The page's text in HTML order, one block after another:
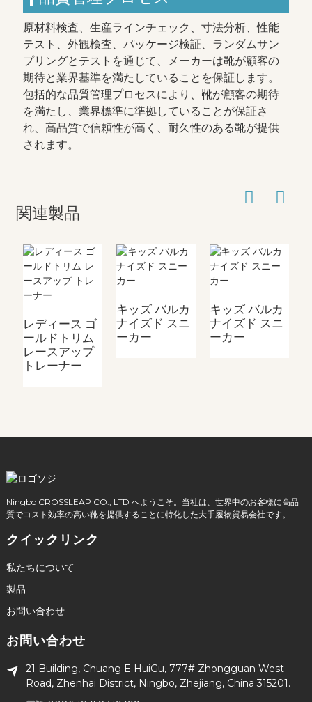
原材料検査、生産ラインチェック、寸法分析、性能
テスト、外観検査、パッケージ検証、ランダムサン
プリングとテストを通じて、メーカーは靴が顧客の
期待と業界基準を満たしていることを保証します。
包括的な品質管理プロセスにより、靴が顧客の期待
を満たし、業界標準に準拠していることが保証さ
れ、高品質で信頼性が高く、耐久性のある靴が提供
されます。
関連製品
レディース ゴ
ールドトリム
レースアップ
トレーナー
キッズ バルカ
ナイズド スニ
ーカー
キッズ バルカ
ナイズド スニ
ーカー
Ningbo CROSSLEAP CO., LTD へようこそ。当社は、世界中のお客様に高品
質でコスト効率の高い靴を提供することに特化した大手履物貿易会社です。
クイックリンク
私たちについて
製品
お問い合わせ
お問い合わせ
21 Building, Chuang E HuiGu, 777# Zhongguan West
Road, Zhenhai District, Ningbo, Zhejiang, China 315201.